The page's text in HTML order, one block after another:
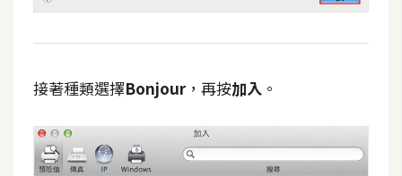
接著種類選擇Bonjour ，再按加入 。